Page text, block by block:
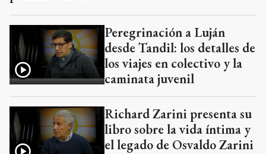
Peregrinación a Luján
desde Tandil: los detalles de
los viajes en colectivo y la
caminata juvenil
Richard Zarini presenta su
libro sobre la vida íntima y
el legado de Osvaldo Zarini